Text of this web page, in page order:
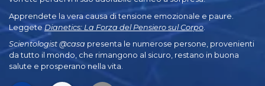
Apprendete la vera causa di tensione emozionale e paure.
Leggete Dianetics: La Forza del Pensiero sul Corpo
Scientologist @casa presenta le numerose persone, provenienti
da tutto il mondo, che rimangono al sicuro, restano in buona
salute e prosperano nella vita.